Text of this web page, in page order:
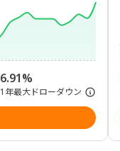
6.91%
1年最大ドローダウン